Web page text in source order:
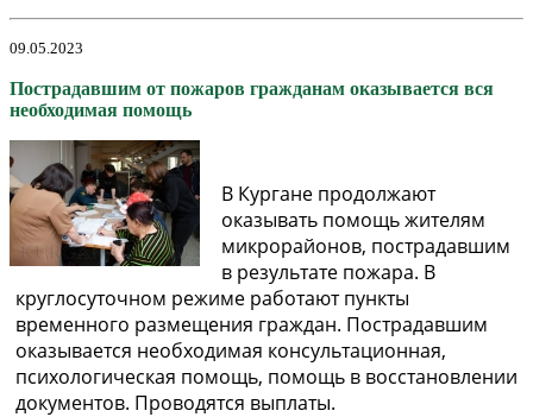
09.05.2023
Пострадавшим от пожаров гражданам оказывается вся
необходимая помощь
В Кургане продолжают
оказывать помощь жителям
микрорайонов, пострадавшим
в результате пожара. В
круглосуточном режиме работают пункты
временного размещения граждан. Пострадавшим
оказывается необходимая консультационная,
психологическая помощь, помощь в восстановлении
документов. Проводятся выплаты.